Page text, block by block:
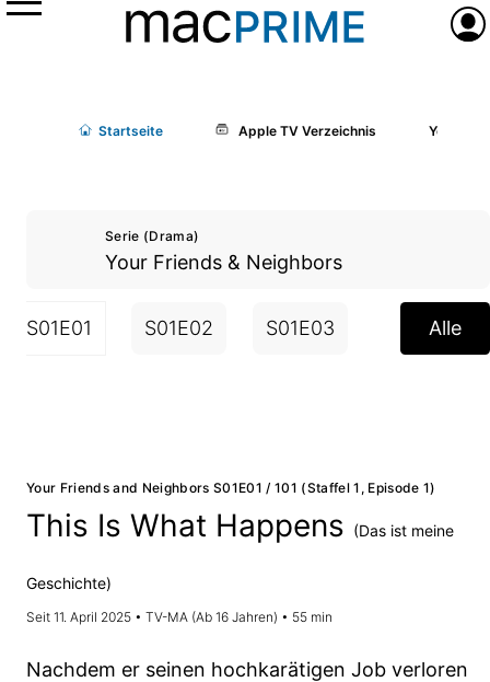
Menü
Startseite Apple TV Verzeichnis Your
Serie (Drama)
Your Friends & Neighbors
S01E01 S01E02 S01E03 S01E04
Alle
Your Friends and Neighbors S01E01 / 101 (Staffel 1, Episode 1)
This Is What Happens (Das ist meine
Geschichte)
Seit 11. April 2025 • TV-MA (Ab 16 Jahren) • 55 min
Nachdem er seinen hochkarätigen Job verloren